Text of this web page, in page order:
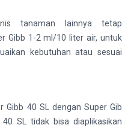
tanaman lainnya tetap
Gibb 1-2 ml/10 liter air, untuk
kebutuhan atau sesuai
Gibb 40 SL dengan Super Gib
SL tidak bisa diaplikasikan